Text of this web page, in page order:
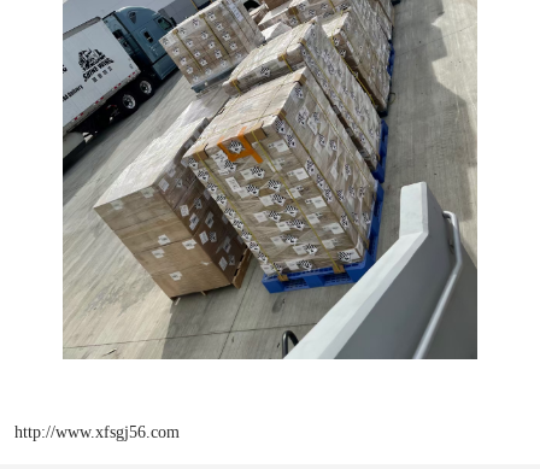
http://www.xfsgj56.com